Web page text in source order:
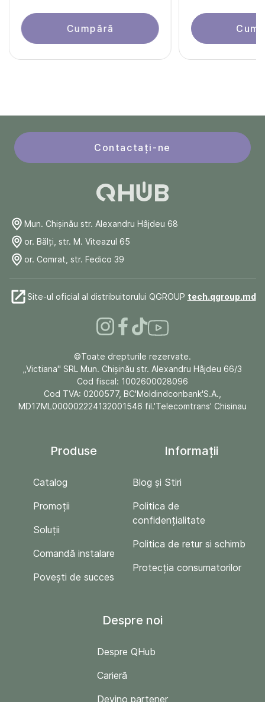
Cumpără
Contactați-ne
Mun. Chişinău str. Alexandru Hâjdeu 68
or. Bălți, str. M. Viteazul 65
or. Comrat, str. Fedico 39
Site-ul oficial al distribuitorului QGROUP tech.qgroup.md
©Toate drepturile rezervate.
„Victiana" SRL Mun. Chişinău str. Alexandru Hâjdeu 66/3
Cod fiscal: 1002600028096
Cod TVA: 0200577, BC'Moldindconbank'S.A.,
MD17ML000002224132001546 fil.'Telecomtrans' Chisinau
Produse
Catalog
Promoții
Soluții
Comandă instalare
Povești de succes
Informații
Blog și Stiri
Politica de
confidențialitate
Politica de retur si schimb
Protecția consumatorilor
Despre noi
Despre QHub
Carieră
Devino partener